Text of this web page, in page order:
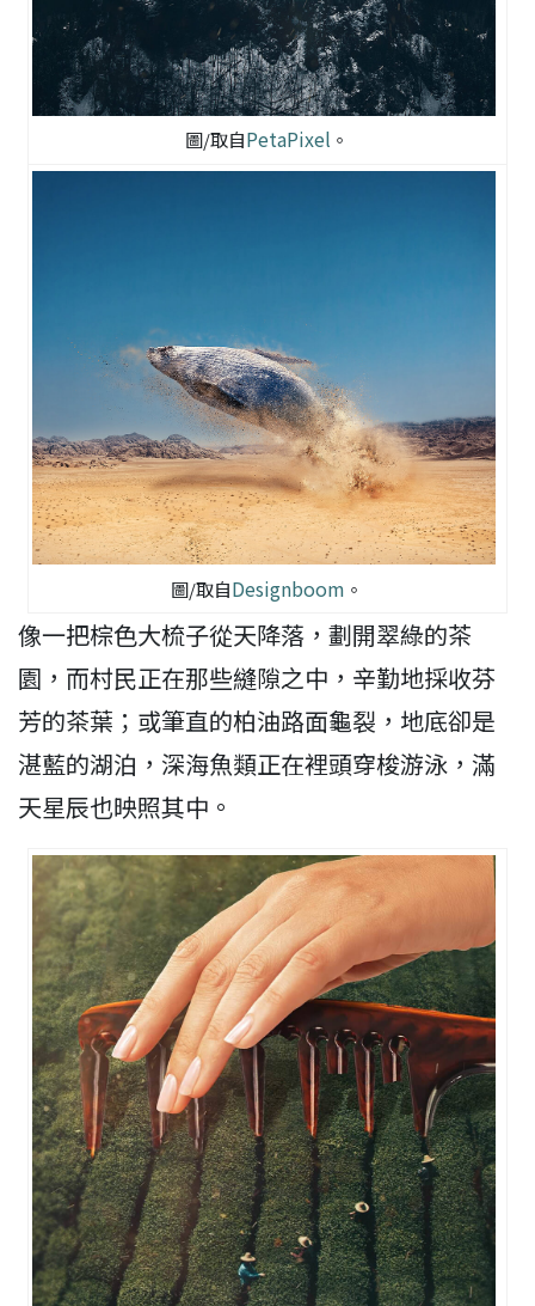
圖/取自PetaPixel 。
圖/取自Designboom 。
像一把棕色大梳子從天降落，劃開翠綠的茶
園，而村民正在那些縫隙之中，辛勤地採收芬
芳的茶葉；或筆直的柏油路面龜裂，地底卻是
湛藍的湖泊，深海魚類正在裡頭穿梭游泳，滿
天星辰也映照其中。